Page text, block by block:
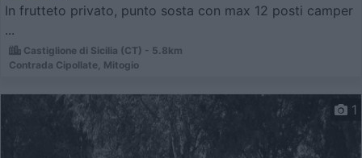
In frutteto privato, punto sosta con max 12 posti camper
...
Castiglione di Sicilia (CT) - 5.8km
Contrada Cipollate, Mitogio
1